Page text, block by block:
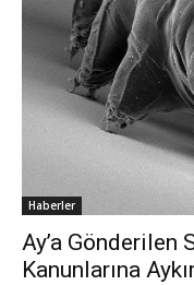
Haberler
Ay’a Gönderilen
Kanunlarına